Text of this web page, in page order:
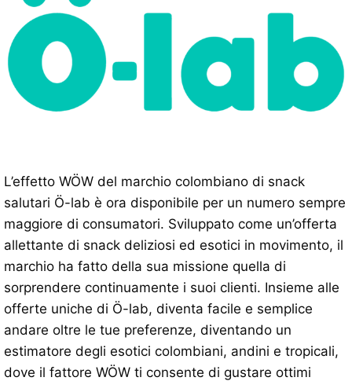
L’effetto WÖW del marchio colombiano di snack
salutari Ö-lab è ora disponibile per un numero sempre
maggiore di consumatori. Sviluppato come un’offerta
allettante di snack deliziosi ed esotici in movimento, il
marchio ha fatto della sua missione quella di
sorprendere continuamente i suoi clienti. Insieme alle
offerte uniche di Ö-lab, diventa facile e semplice
andare oltre le tue preferenze, diventando un
estimatore degli esotici colombiani, andini e tropicali,
dove il fattore WÖW ti consente di gustare ottimi